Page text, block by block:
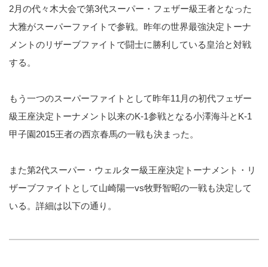
2月の代々木大会で第3代スーパー・フェザー級王者となった
大雅がスーパーファイトで参戦。昨年の世界最強決定トーナ
メントのリザーブファイトで闘士に勝利している皇治と対戦
する。
もう一つのスーパーファイトとして昨年11月の初代フェザー
級王座決定トーナメント以来のK-1参戦となる小澤海斗とK-1
甲子園2015王者の西京春馬の一戦も決まった。
また第2代スーパー・ウェルター級王座決定トーナメント・リ
ザーブファイトとして山崎陽一vs牧野智昭の一戦も決定して
いる。詳細は以下の通り。